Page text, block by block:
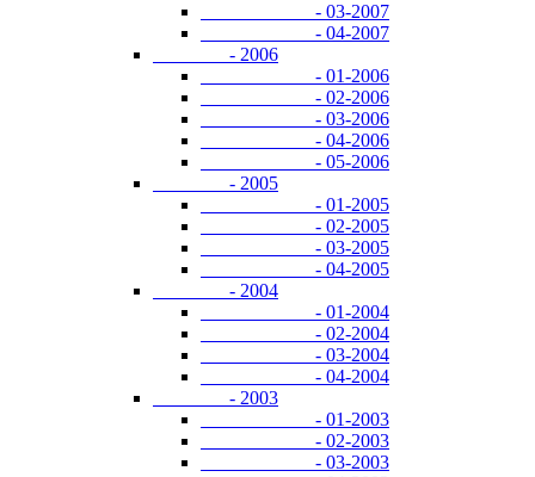
- 03-2007
- 04-2007
- 2006
- 01-2006
- 02-2006
- 03-2006
- 04-2006
- 05-2006
- 2005
- 01-2005
- 02-2005
- 03-2005
- 04-2005
- 2004
- 01-2004
- 02-2004
- 03-2004
- 04-2004
- 2003
- 01-2003
- 02-2003
- 03-2003